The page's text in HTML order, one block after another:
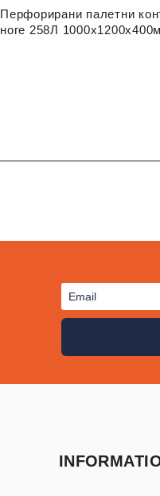
Перфорирани палетни
ноге 258Л